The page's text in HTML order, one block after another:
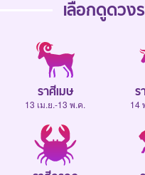
เลือกดูดวง
ราศีเมษ
13 เม.ย.-13 พ.ค.
ร
14